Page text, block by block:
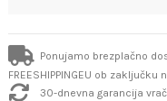
Ponujamo brezplačno
FREESHIPPINGEU ob
30-dnevna garancija